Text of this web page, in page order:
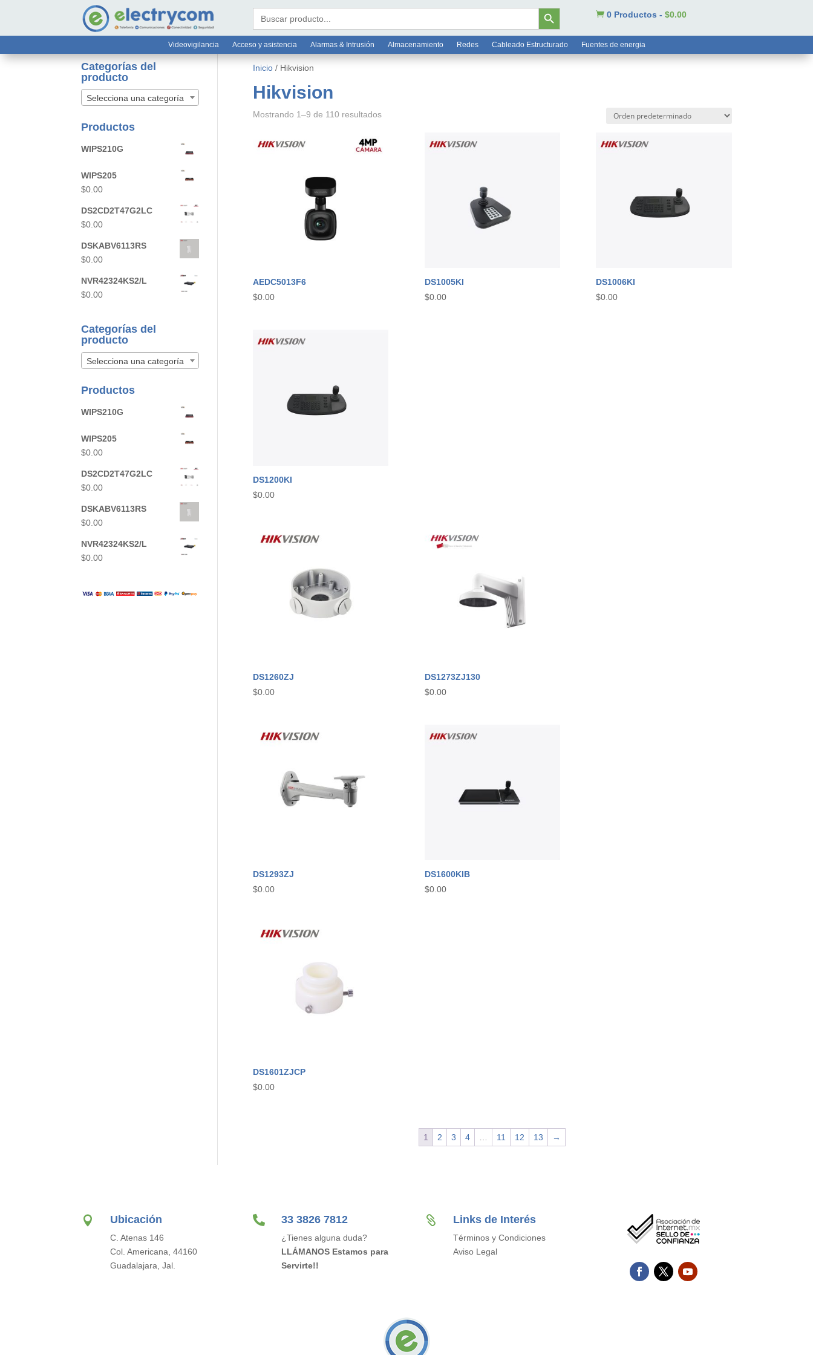
 online@electrycom.mx 33 3826 7812
Buscar: Botón de búsqueda
 0 Productos - $0.00
Videovigilancia Acceso y asistencia Alarmas & Intrusión Almacenamiento Redes Cableado Estructurado Fuentes de energia
Inicio/ Hikvision
Hikvision
Mostrando 1–9 de 110 resultados
AEDC5013F6
$0.00
DS1005KI
$0.00
DS1006KI
$0.00
DS1200KI
$0.00
DS1260ZJ
$0.00
DS1273ZJ130
$0.00
DS1293ZJ
$0.00
DS1600KIB
$0.00
DS1601ZJCP
$0.00
1 2 3 4 … 11 12 13 →
Categorías del
producto
Selecciona una categoría
Productos
WIPS210G
WIPS205
$0.00
DS2CD2T47G2LC
$0.00
DSKABV6113RS
$0.00
NVR42324KS2/L
$0.00
Categorías del
producto
Selecciona una categoría
Productos
WIPS210G
WIPS205
$0.00
DS2CD2T47G2LC
$0.00
DSKABV6113RS
$0.00
NVR42324KS2/L
$0.00
 Ubicación
C. Atenas 146
Col. Americana, 44160
Guadalajara, Jal.
 33 3826 7812
¿Tienes alguna duda?
LLÁMANOS Estamos para
Servirte!!
 Links de Interés
Términos y Condiciones
Aviso Legal